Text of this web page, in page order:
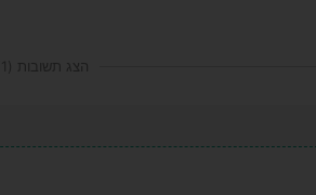
הצג תשובות (1)